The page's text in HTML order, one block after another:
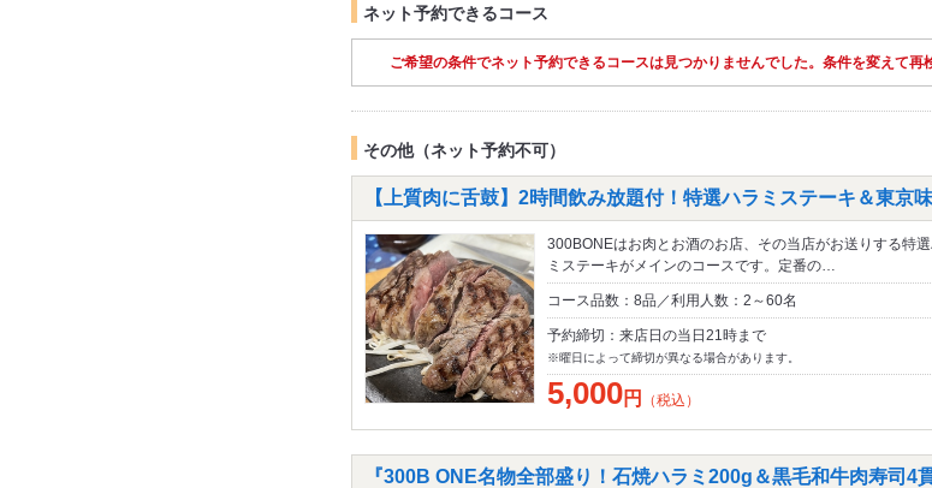
ネット予約できるコース
ご希望の条件でネット予約できるコースは見つかりませんでした。条件を変えて再
その他（ネット予約不可）
【上質肉に舌鼓】2時間飲み放題付！特選ハラミステーキ＆東京
300BONEはお肉とお酒のお店、その当店がお送りする特選
ミステーキがメインのコースです。定番の…
コース品数：8品／利用人数：2～60名
予約締切：来店日の当日21時まで
※曜日によって締切が異なる場合があります。
5,000円 （税込）
『300B ONE名物全部盛り！石焼ハラミ200g＆黒毛和牛肉寿司4